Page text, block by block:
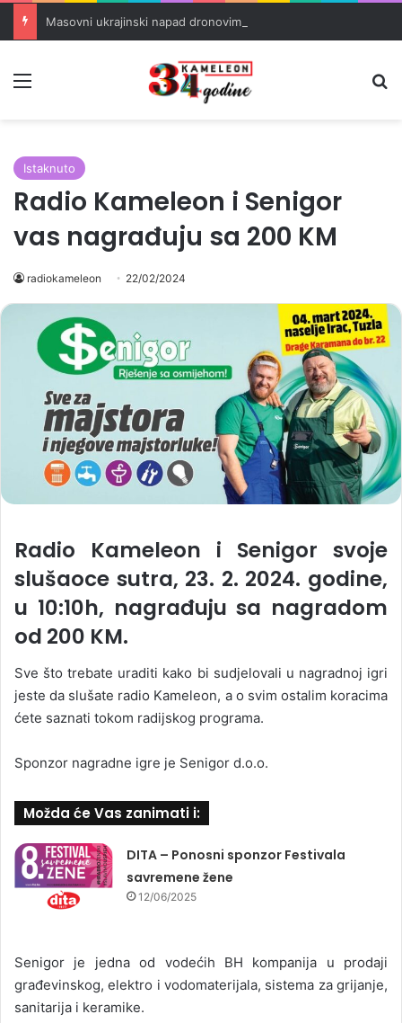
Istaknuto
Radio Kameleon i Senigor
vas nagrađuju sa 200 KM
radiokameleon 22/02/2024
Radio Kameleon i Senigor svoje
slušaoce sutra, 23. 2. 2024. godine,
u 10:10h, nagrađuju sa nagradom
od 200 KM.
Sve što trebate uraditi kako bi sudjelovali u nagradnoj igri
jeste da slušate radio Kameleon, a o svim ostalim koracima
ćete saznati tokom radijskog programa.
Sponzor nagradne igre je Senigor d.o.o.
Možda će Vas zanimati i:
DITA – Ponosni sponzor Festivala
savremene žene
12/06/2025
Senigor je jedna od vodećih BH kompanija u prodaji
građevinskog, elektro i vodomaterijala, sistema za grijanje,
sanitarija i keramike.